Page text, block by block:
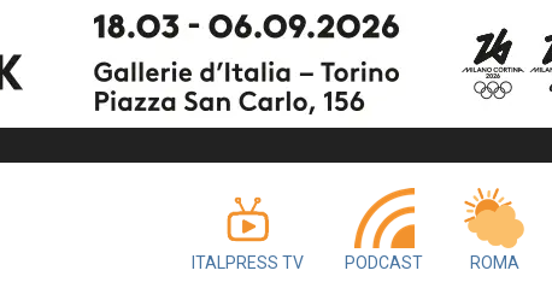
ITALPRESS TV PODCAST ROMA